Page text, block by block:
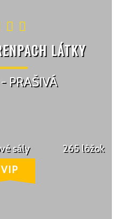
LÁTKY
PRAŠIVÁ
sály 265 lôžok